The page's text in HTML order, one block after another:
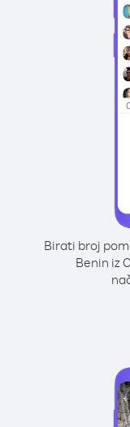
Birati broj
Benin iz